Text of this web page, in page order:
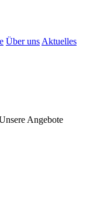
Über uns Aktuelles
Angebote